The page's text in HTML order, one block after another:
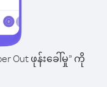
Out ဖုန်းခေါ်မှု” ကို